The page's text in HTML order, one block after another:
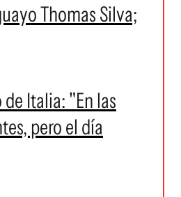
Thomas Silva;
Italia: "En las
pero el día